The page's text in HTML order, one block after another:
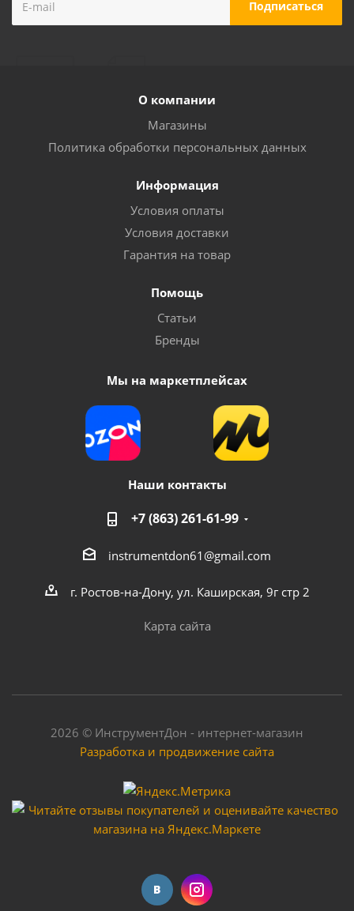
О компании
Магазины
Политика обработки персональных данных
Информация
Условия оплаты
Условия доставки
Гарантия на товар
Помощь
Статьи
Бренды
Мы на маркетплейсах
Наши контакты
+7 (863) 261-61-99
instrumentdon61@gmail.com
г. Ростов-на-Дону, ул. Каширская, 9г стр 2
Карта сайта
2026 © ИнструментДон - интернет-магазин
Разработка и продвижение сайта